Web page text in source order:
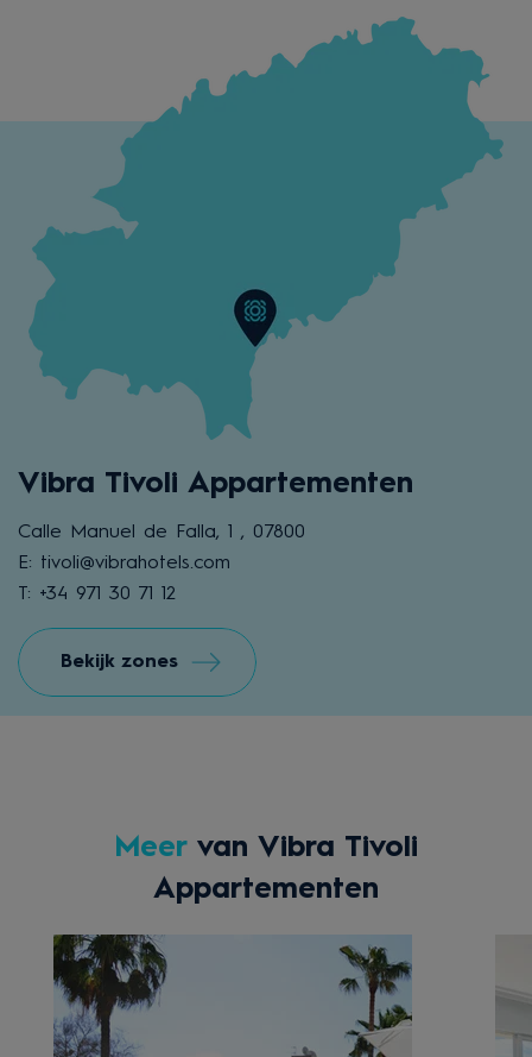
Vibra Tivoli Appartementen
Calle Manuel de Falla, 1 , 07800
E: tivoli@vibrahotels.com
T: +34 971 30 71 12
Bekijk zones
Meervan Vibra Tivoli
Appartementen